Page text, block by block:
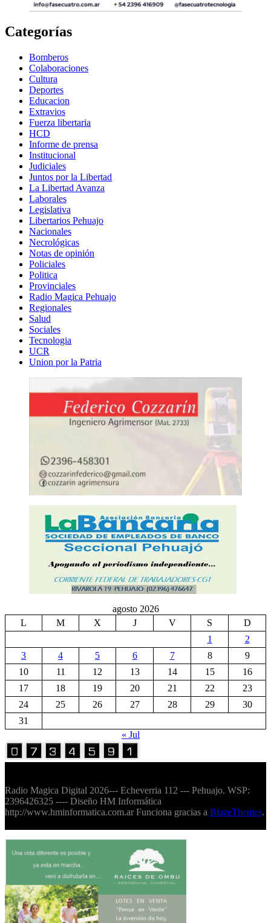
Categorías
Bomberos
Colaboraciones
Cultura
Deportes
Educacion
Extravios
Fuerza libertaria
HCD
Informe de prensa
Institucional
Judiciales
Juntos por la Libertad
La Libertad Avanza
Laborales
Legislativa
Libertarios Pehuajo
Nacionales
Necrológicas
Notas de opinión
Policiales
Politica
Provinciales
Radio Magica Pehuajo
Regionales
Salud
Sociales
Tecnologia
UCR
Union por la Patria
agosto 2026
L
M X J V S
D
1
2
3
4 5 6 7 8
9
10
11 12 13 14 15
16
17
18 19 20 21 22
23
24
25 26 27 28 29
30
31
« Jul
Radio Magica Digital 2026--- Echeverria 112 --- Pehuajo. WSP:
2396426325 ---- Diseño HM Informática
http://www.hminformatica.com.ar Funciona gracias a BlazeThemes.